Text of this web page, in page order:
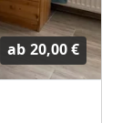
ab 20,00 €